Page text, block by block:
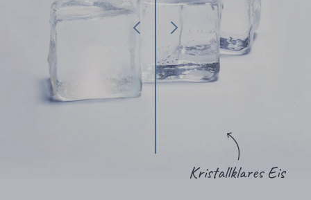
Kristallklares Eis